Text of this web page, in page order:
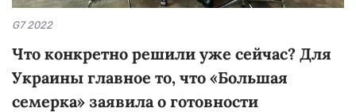
G7 2022
Что конкретно решили уже сейчас? Для
Украины главное то, что «Большая
семерка» заявила о готовности